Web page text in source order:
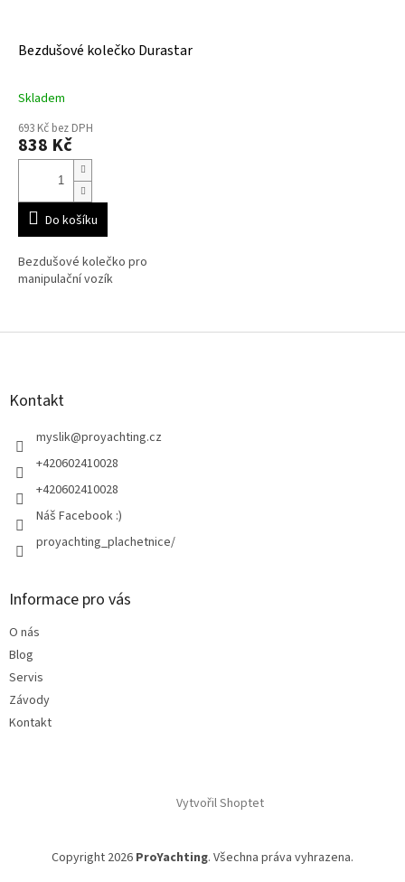
Bezdušové kolečko Durastar
Skladem
693 Kč bez DPH
838 Kč
Do košíku
Bezdušové kolečko pro
manipulační vozík
Z
Kontakt
myslik@proyachting.cz
+420602410028
+420602410028
Náš Facebook :)
proyachting_plachetnice/
Informace pro vás
O nás
Blog
Servis
Závody
Kontakt
Vytvořil Shoptet
Copyright 2026 ProYachting. Všechna práva vyhrazena.